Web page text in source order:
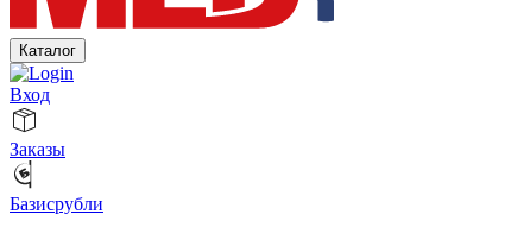
Каталог
Вход
Заказы
Базисрубли